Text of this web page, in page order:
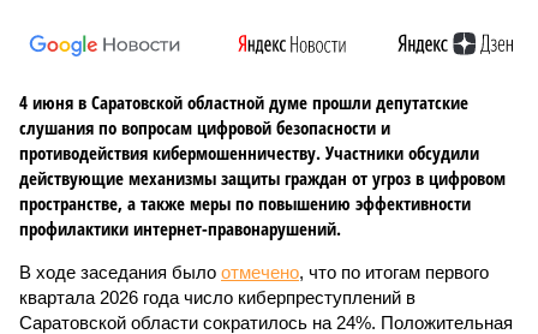
4 июня в Саратовской областной думе прошли депутатские
слушания по вопросам цифровой безопасности и
противодействия кибермошенничеству. Участники обсудили
действующие механизмы защиты граждан от угроз в цифровом
пространстве, а также меры по повышению эффективности
профилактики интернет-правонарушений.
В ходе заседания было отмечено, что по итогам первого
квартала 2026 года число киберпреступлений в
Саратовской области сократилось на 24%. Положительная